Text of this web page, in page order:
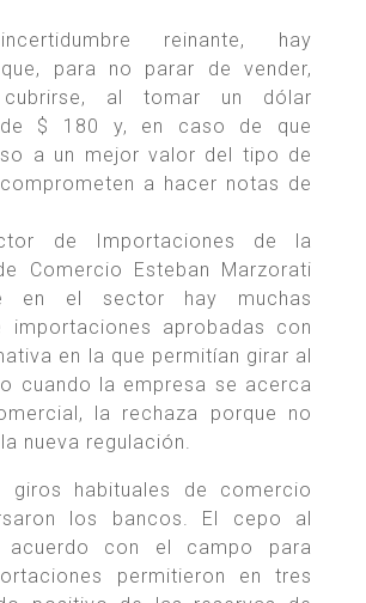
reinante, hay
para no parar de vender,
cubrirse, al tomar un dólar
de $ 180 y, en caso de que
a un mejor valor del tipo de
a hacer notas de
de Importaciones de la
Comercio Esteban Marzorati
en el sector hay muchas
importaciones aprobadas con
en la que permitían girar al
cuando la empresa se acerca
la rechaza porque no
nueva regulación.
giros habituales de comercio
los bancos. El cepo al
con el campo para
permitieron en tres